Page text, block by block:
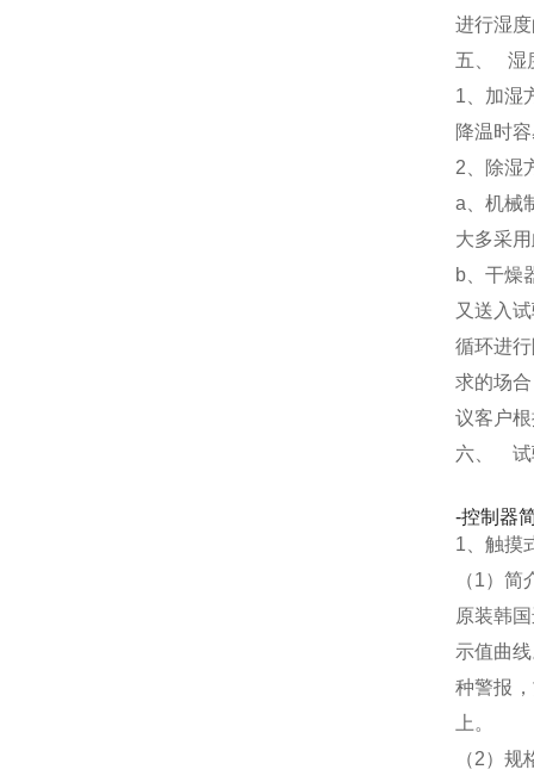
进行湿
五、 湿
1、加湿
降温时
2、除湿
a、机械
大多采
b、干燥
又送入
循环进
求的场
议客户
六、 试
-控制器
1、触摸
（1）简
原装韩
示值曲
种警报
上。
（2）规